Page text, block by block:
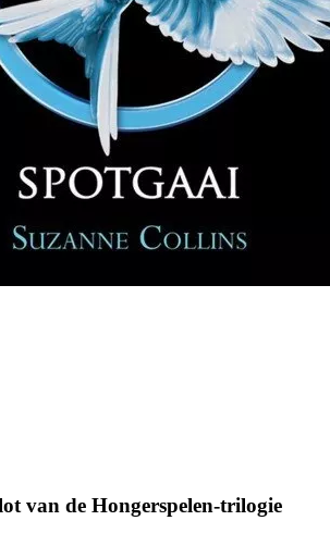
van de Hongerspelen-trilogie